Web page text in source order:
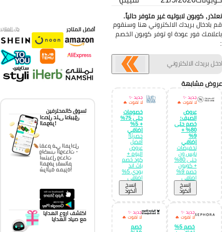
كوبون لابوتيه غير متوفر حالياً.
بادخال بريدك الالكتروني هنا وسنقوم
فور عودة او توفر كوبون الخصم
مشابهة
جديد ✨
لا تفوت 🔥
عروض
الصيف:
خصم حتى
80% +
9%
إضافي
تخفيضات
نايس ون
حتى 80%
+ كوبون
خصم 9%
إضافي
إِنسخ
الكود
جديد ✨
لا تفوت 🔥
خصومات
حتى 75%
+ 5%
إضافي
حصريًا!
أفضل
عروض
اليوم +
كود خصم
باث اند
بودي 5%
إضافي
إِنسخ
الكود
جديد ✨
لا تفوت 🔥
خصم 5%
جديد ✨
لا تفوت 🔥
خصم
أفضل المتاجر كل المتاجر
تسوق كالمحترفين
احصل على تطبيق
الموفر!
تقدم في المراحل
واكسب الوحدات -
استبدل وحدات
الموفر بقسائم
شرائية مميزة!
اكتشف اروع الهدايا
مع صياد الهدايا